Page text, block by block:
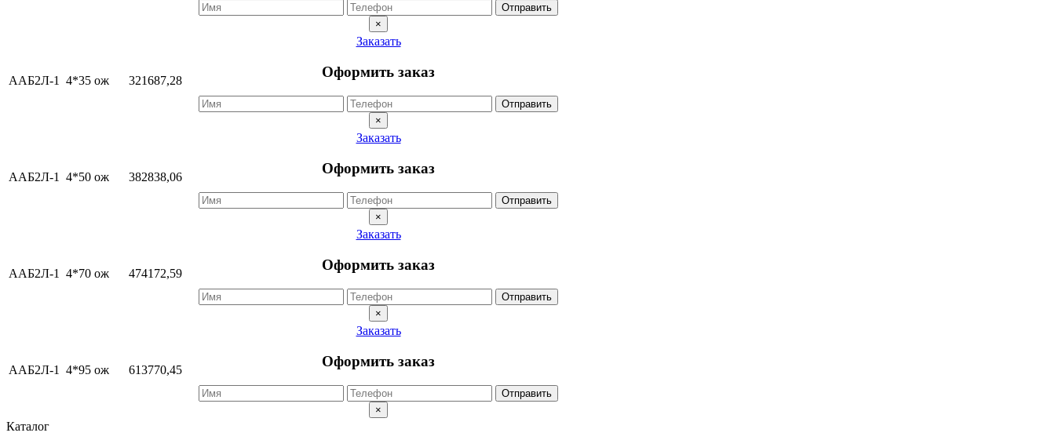
Отправить
×
ААБ2Л-1 4*35 ож 321687,28
Заказать
Оформить заказ
Отправить
×
ААБ2Л-1 4*50 ож 382838,06
Заказать
Оформить заказ
Отправить
×
ААБ2Л-1 4*70 ож 474172,59
Заказать
Оформить заказ
Отправить
×
ААБ2Л-1 4*95 ож 613770,45
Заказать
Оформить заказ
Отправить
×
Каталог